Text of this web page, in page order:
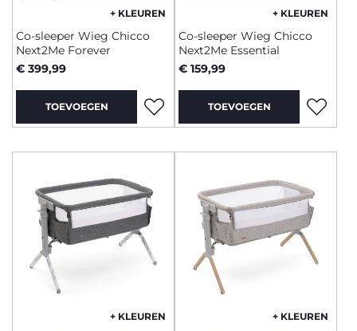
+ KLEUREN
Co-sleeper Wieg Chicco
Next2Me Forever
€ 399,99
TOEVOEGEN
+ KLEUREN
Co-sleeper Wieg Chicco
Next2Me Essential
€ 159,99
TOEVOEGEN
+ KLEUREN + KLEUREN